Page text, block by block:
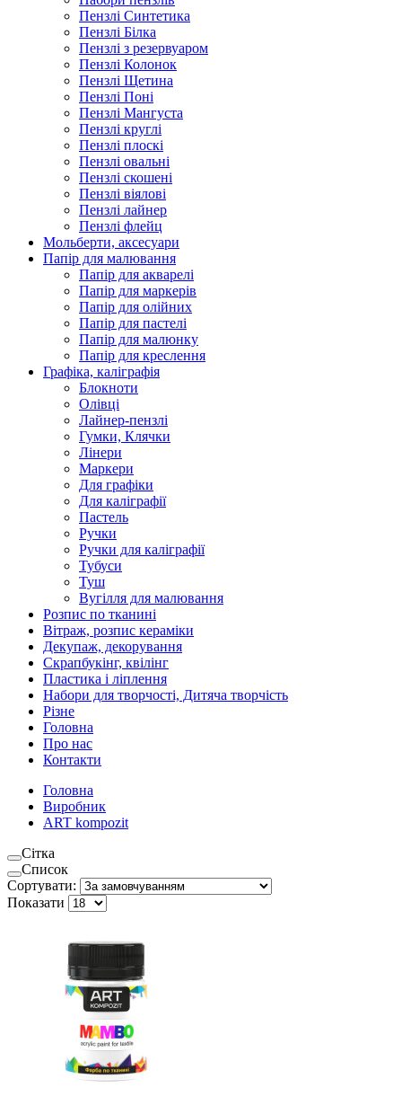
Пензлі Синтетика
Пензлі Білка
Пензлі з резервуаром
Пензлі Колонок
Пензлі Щетина
Пензлі Поні
Пензлі Мангуста
Пензлі круглі
Пензлі плоскі
Пензлі овальні
Пензлі скошені
Пензлі віялові
Пензлі лайнер
Пензлі флейц
Мольберти, аксесуари
Папір для малювання
Папір для акварелі
Папір для маркерів
Папір для олійних
Папір для пастелі
Папір для малюнку
Папір для креслення
Графіка, каліграфія
Блокноти
Олівці
Лайнер-пензлі
Гумки, Клячки
Лінери
Маркери
Для графіки
Для каліграфії
Пастель
Ручки
Ручки для каліграфії
Тубуси
Туш
Вугілля для малювання
Розпис по тканині
Вітраж, розпис кераміки
Декупаж, декорування
Скрапбукінг, квілінг
Пластика і ліплення
Набори для творчості, Дитяча творчість
Різне
Головна
Про нас
Контакти
Головна
Виробник
ART kompozit
Сітка
Список
Сортувати:
Показати